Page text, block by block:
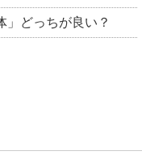
」どっちが良い？